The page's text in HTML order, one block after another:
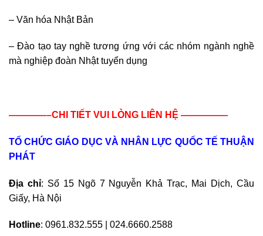
– Văn hóa Nhật Bản
– Đào tạo tay nghề tương ứng với các nhóm ngành nghề
mà nghiệp đoàn Nhật tuyển dụng
————–CHI TIẾT VUI LÒNG LIÊN HỆ —————
TỔ CHỨC GIÁO DỤC VÀ NHÂN LỰC QUỐC TẾ THUẬN
PHÁT
Địa chỉ: Số 15 Ngõ 7 Nguyễn Khả Trạc, Mai Dịch, Cầu
Giấy, Hà Nội
Hotline: 0961.832.555 | 024.6660.2588